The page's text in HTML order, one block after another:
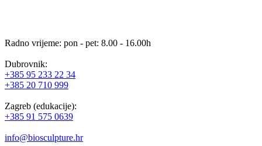
Radno vrijeme: pon - pet: 8.00 - 16.00h
Dubrovnik:
+385 95 233 22 34
+385 20 710 999
Zagreb (edukacije):
+385 91 575 0639
info@biosculpture.hr